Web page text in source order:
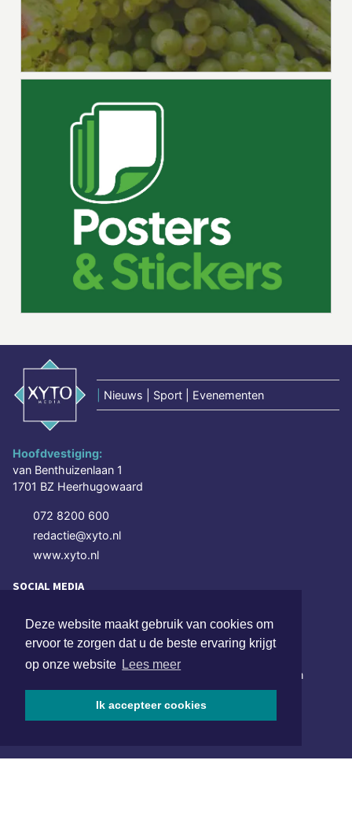
Deze website maakt gebruik van cookies om
ervoor te zorgen dat u de beste ervaring krijgt
op onze website Lees meer
Ik accepteer cookies
Nieuws | Sport | Evenementen
Hoofdvestiging:
van Benthuizenlaan 1
1701 BZ Heerhugowaard
072 8200 600
redactie@xyto.nl
www.xyto.nl
SOCIAL MEDIA
NIEUWSBRIEF AANMELDEN
Schrijf je in voor onze nieuwsbrief en krijg wekelijks een
samenvatting van alle gebeurtenissen uit jouw regio.